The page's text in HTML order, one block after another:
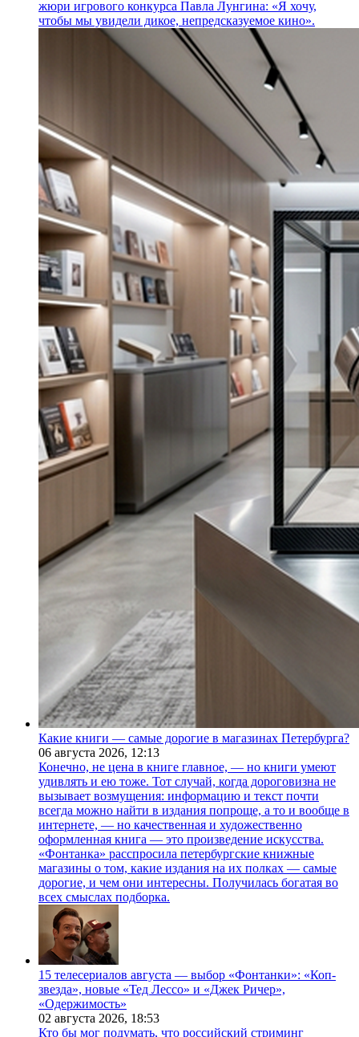
жюри игрового конкурса Павла Лунгина: «Я хочу,
чтобы мы увидели дикое, непредсказуемое кино».
Какие книги — самые дорогие в магазинах Петербурга?
06 августа 2026, 12:13
Конечно, не цена в книге главное, — но книги умеют
удивлять и ею тоже. Тот случай, когда дороговизна не
вызывает возмущения: информацию и текст почти
всегда можно найти в издания попроще, а то и вообще в
интернете, — но качественная и художественно
оформленная книга — это произведение искусства.
«Фонтанка» расспросила петербургские книжные
магазины о том, какие издания на их полках — самые
дорогие, и чем они интересны. Получилась богатая во
всех смыслах подборка.
15 телесериалов августа — выбор «Фонтанки»: «Коп-
звезда», новые «Тед Лессо» и «Джек Ричер»,
«Одержимость»
02 августа 2026, 18:53
Кто бы мог подумать, что российский стриминг